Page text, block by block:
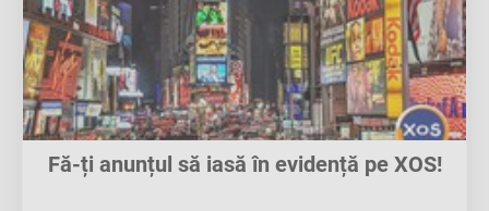
Fă-ți anunțul să iasă în evidență pe XOS!